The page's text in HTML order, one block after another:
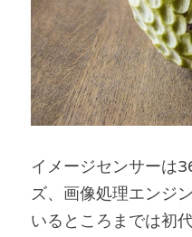
イメージセンサーは
ズ、画像処理エンジ
いるところまでは初